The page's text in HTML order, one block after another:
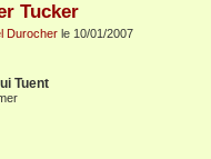
Tucker
Durocher le 10/01/2007
Tuent